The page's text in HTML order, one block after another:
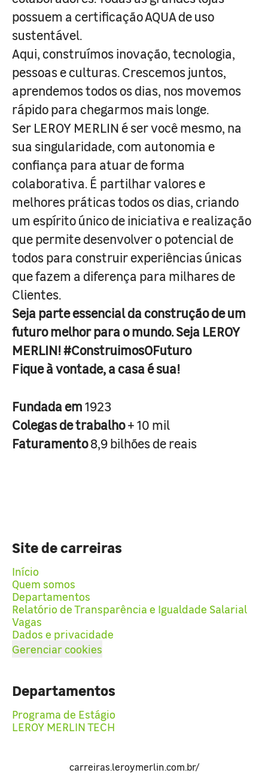
possuem a certificação AQUA de uso
sustentável.
Aqui, construímos inovação, tecnologia,
pessoas e culturas. Crescemos juntos,
aprendemos todos os dias, nos movemos
rápido para chegarmos mais longe.
Ser LEROY MERLIN é ser você mesmo, na
sua singularidade, com autonomia e
confiança para atuar de forma
colaborativa. É partilhar valores e
melhores práticas todos os dias, criando
um espírito único de iniciativa e realização
que permite desenvolver o potencial de
todos para construir experiências únicas
que fazem a diferença para milhares de
Clientes.
Seja parte essencial da construção de um
futuro melhor para o mundo. Seja LEROY
MERLIN! #ConstruimosOFuturo
Fique à vontade, a casa é sua!
Fundada em1923
Colegas de trabalho+ 10 mil
Faturamento8,9 bilhões de reais
Site de carreiras
Início
Quem somos
Departamentos
Relatório de Transparência e Igualdade Salarial
Vagas
Dados e privacidade
Gerenciar cookies
Departamentos
Programa de Estágio
LEROY MERLIN TECH
carreiras.leroymerlin.com.br/